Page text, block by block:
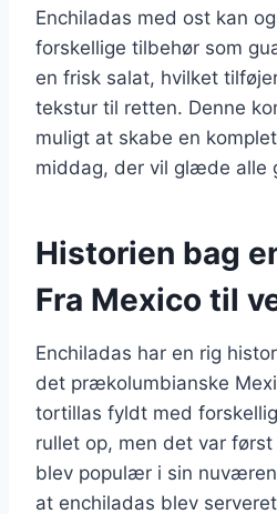
Enchiladas med ost kan
forskellige tilbehør som
en frisk salat, hvilket
tekstur til retten. Denne
muligt at skabe en
middag, der vil glæde alle
Historien bag
Fra Mexico til
Enchiladas har en rig
det prækolumbianske
tortillas fyldt med
rullet op, men det var
blev populær i sin
at enchiladas blev